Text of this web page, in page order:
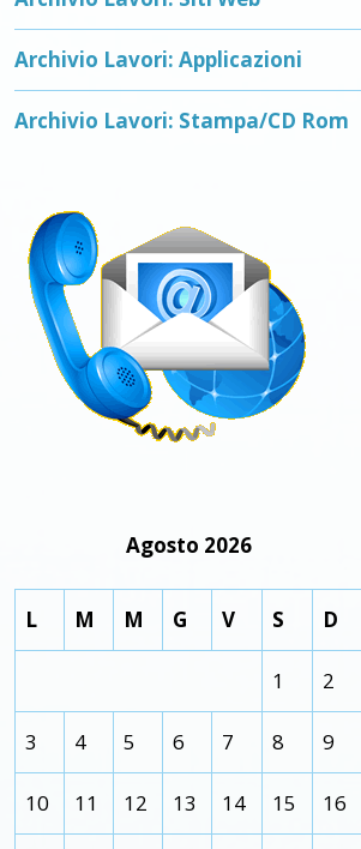
Archivio Lavori: Applicazioni
Archivio Lavori: Stampa/CD Rom
Agosto 2026
L M M G V S D
1 2
3 4 5 6 7 8 9
10 11 12 13 14 15 16